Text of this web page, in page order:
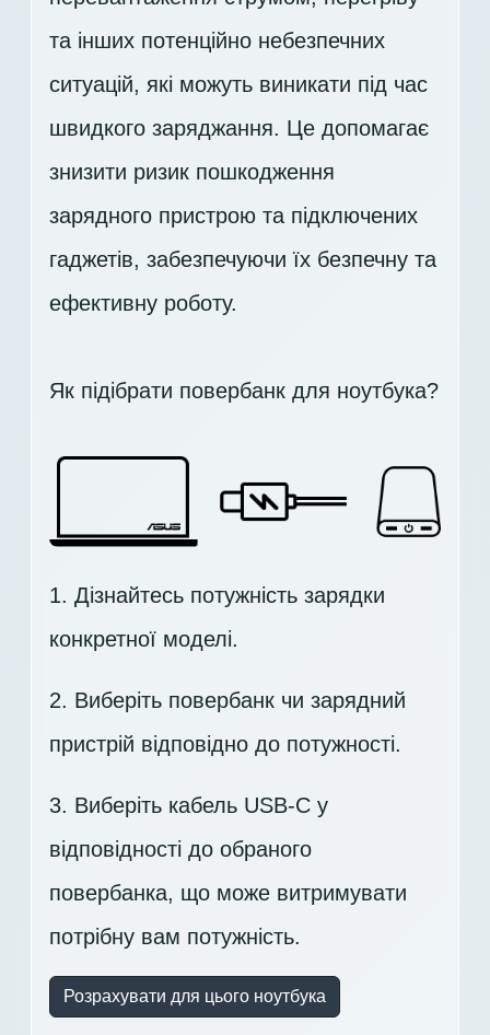
та інших потенційно небезпечних
ситуацій, які можуть виникати під час
швидкого заряджання. Це допомагає
знизити ризик пошкодження
зарядного пристрою та підключених
гаджетів, забезпечуючи їх безпечну та
ефективну роботу.
Як підібрати повербанк для ноутбука?
1. Дізнайтесь потужність зарядки
конкретної моделі.
2. Виберіть повербанк чи зарядний
пристрій відповідно до потужності.
3. Виберіть кабель USB-C у
відповідності до обраного
повербанка, що може витримувати
потрібну вам потужність.
Розрахувати для цього ноутбука